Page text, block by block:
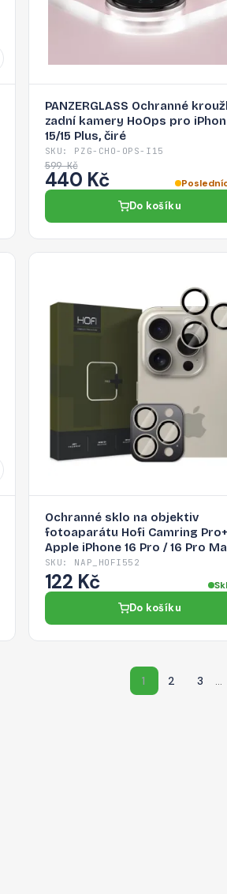
PANZERGLASS Ochranné
zadní kamery HoOps pro
15/15 Plus, čiré
SKU: PZG-CHO-OPS-I15
599 Kč
440 Kč
Do košíku
Ochranné sklo na objektiv
fotoaparátu Hofi Camring Pro+
Apple iPhone 16 Pro / 16 Pro
Natural Titanium
SKU: NAP_HOFI552
122 Kč
Do košíku
1 2 3 …